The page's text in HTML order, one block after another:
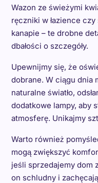
Wazon ze świeżymi
ręczniki w łazience
kanapie – te drobne
dbałości o szczegóły.
Upewnijmy się, że
dobrane. W ciągu dnia
naturalne światło,
dodatkowe lampy, aby
atmosferę. Unikajmy
Warto również
mogą zwiększyć
jeśli sprzedajemy dom
on schludny i